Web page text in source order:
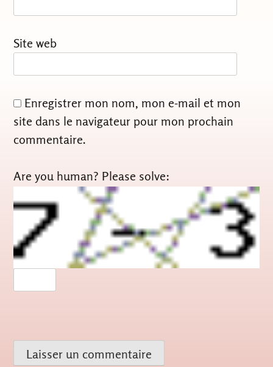
Site web
Enregistrer mon nom, mon e-mail et mon
site dans le navigateur pour mon prochain
commentaire.
Are you human? Please solve: